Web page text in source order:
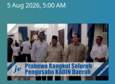
5 Aug 2026, 5:00 AM